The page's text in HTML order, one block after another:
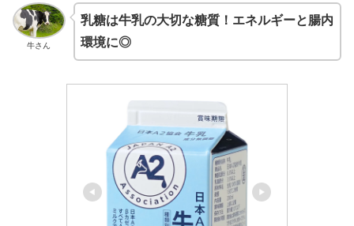
牛さん
乳糖は牛乳の大切な糖質！エネルギーと腸内
環境に◎